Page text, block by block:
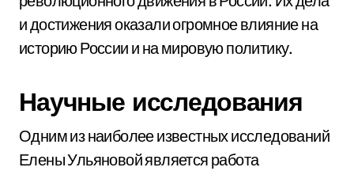
и достижения оказали огромное влияние на
историю России и на мировую политику.
Научные исследования
Одним из наиболее известных исследований
Елены Ульяновой является работа